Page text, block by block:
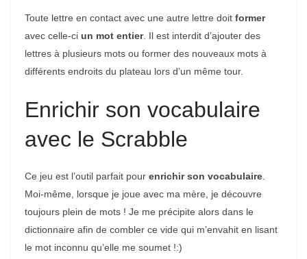
Toute lettre en contact avec une autre lettre doit former
avec celle-ci un mot entier. Il est interdit d’ajouter des
lettres à plusieurs mots ou former des nouveaux mots à
différents endroits du plateau lors d’un même tour.
Enrichir son vocabulaire
avec le Scrabble
Ce jeu est l’outil parfait pour enrichir son vocabulaire
Moi-même, lorsque je joue avec ma mère, je découvre
toujours plein de mots ! Je me précipite alors dans le
dictionnaire afin de combler ce vide qui m’envahit en lisant
le mot inconnu qu’elle me soumet !:)